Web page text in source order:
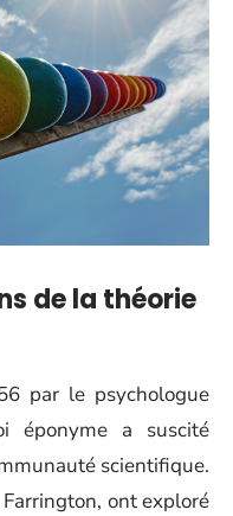
de la théorie
par le psychologue
éponyme a suscité
scientifique.
Farrington, ont exploré